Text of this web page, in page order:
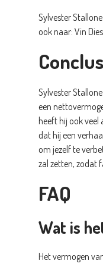
Sylvester
ook naar: Vin
Sylvester
een
heeft hij ook veel
dat hij een
om jezelf te
zal zetten, zodat
FAQ
Wat is
Het vermogen